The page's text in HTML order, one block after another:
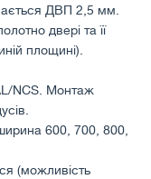
ДВП 2,5 мм.
двері та її
площині).
NCS. Монтаж
600, 700, 800,
(можливість